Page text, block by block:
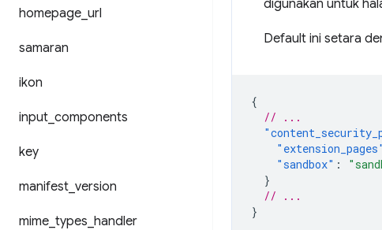
homepage url
samaran
ikon
input components
key
manifest version
mime types handler
digunakan untuk
Default ini setara
{
// ...
"extension_pages"
"sandbox" :
}
// ...
}